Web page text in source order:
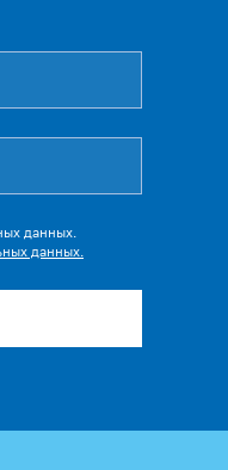
данных.
данных.